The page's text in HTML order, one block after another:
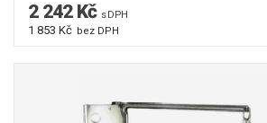
2 242 Kč s DPH
1 853 Kč bez DPH